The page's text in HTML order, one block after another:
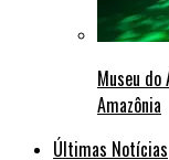
Museu do
Amazônia
Últimas Notícias